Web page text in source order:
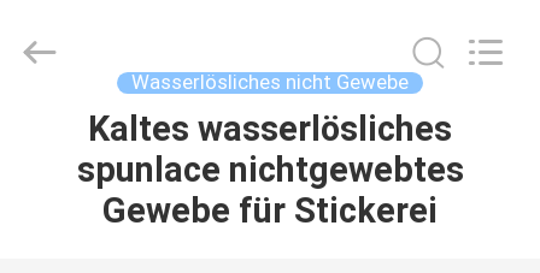
HAUSE
Materials
Wasserlösliches nicht Gewebe
Kaltes wasserlösliches
spunlace nichtgewebtes
Gewebe für Stickerei